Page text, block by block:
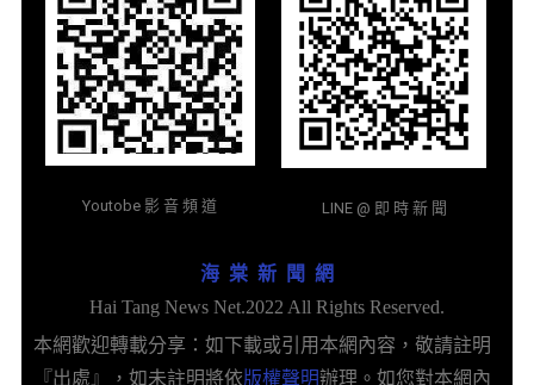
Youtobe 影 音 頻 道 LINE @ 即 時 新 聞
海 棠 新 聞 網
Hai Tang News Net.2022 All Rights Reserved.
本網歡迎轉載分享：如下載或引用本網內容，敬請註明
『出處』，如未註明將依版權聲明辦理。如您對本網內